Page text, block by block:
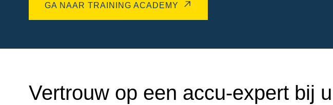
GA NAAR TRAINING ACADEMY
Vertrouw op een accu-expert bij